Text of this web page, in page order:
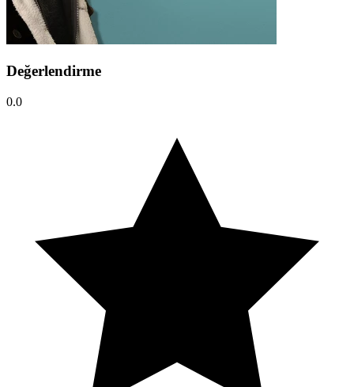
Değerlendirme
0.0